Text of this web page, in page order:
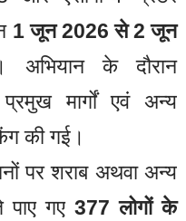
1 जून 2026 से 2 जून
अभियान के दौरान
प्रमुख मार्गों एवं अन्य
की गई।
पर शराब अथवा अन्य
पाए गए 377 लोगों के